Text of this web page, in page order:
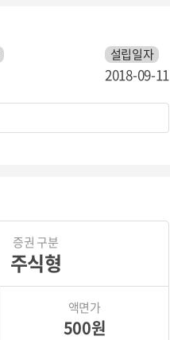
설립일자
2018-09-11
증권 구분
주식형
액면가
500원